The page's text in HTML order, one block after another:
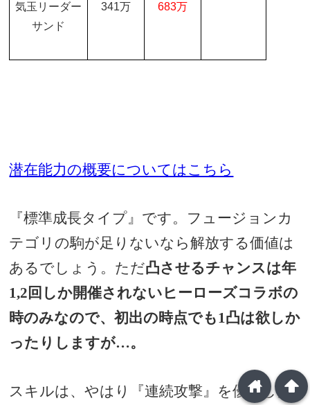
気玉リーダー
サンド
341万 683万
潜在能力の概要についてはこちら
『標準成長タイプ』です。フュージョンカ
テゴリの駒が足りないなら解放する価値は
あるでしょう。ただ凸させるチャンスは年
1,2回しか開催されないヒーローズコラボの
時のみなので、初出の時点でも1凸は欲しか
ったりしますが…。
スキルは、やはり『連続攻撃』を優先したarrowup
home